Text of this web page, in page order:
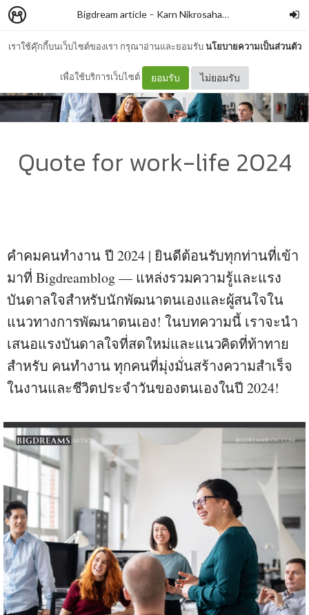
เราใช้คุ๊กกี้บนเว็บไซต์ของเรา กรุณาอ่านและยอมรับนโยบายความเป็นส่วนตัว
เพื่อใช้บริการเว็บไซต์ ยอมรับ ไม่ยอมรับ
Bigdream article – Karn Nikrosahakiat
Quote for work-life 2024
คำคมคนทำงานปี 2024 | ยินดีต้อนรับทุกท่านที่เข้า
มาที่ Bigdreamblog — แหล่งรวมความรู้และแรง
บันดาลใจสำหรับนักพัฒนาตนเองและผู้สนใจใน
แนวทางการพัฒนาตนเอง! ในบทความนี้ เราจะนำ
เสนอแรงบันดาลใจที่สดใหม่และแนวคิดที่ท้าทาย
สำหรับ คนทำงาน ทุกคนที่มุ่งมั่นสร้างความสำเร็จ
ในงานและชีวิตประจำวันของตนเองในปี 2024!